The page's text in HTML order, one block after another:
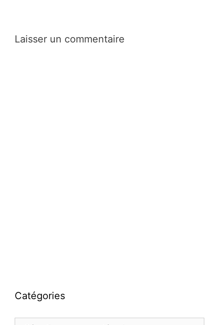
Laisser un commentaire
Catégories
Catégories